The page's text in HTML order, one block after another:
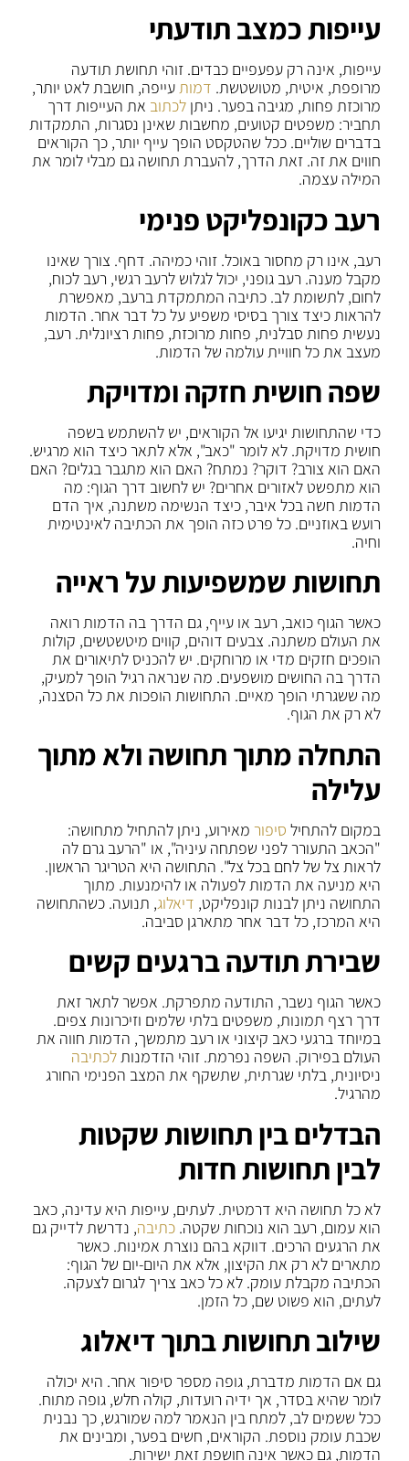
עייפות כמצב תודעתי
עייפות, אינה רק עפעפיים כבדים. זוהי תחושת תודעה
מרופפת, איטית, מטושטשת. דמותעייפה, חושבת לאט יותר,
מרוכזת פחות, מגיבה בפער. ניתןלכתוב את העייפות דרך
תחביר: משפטים קטועים, מחשבות שאינן נסגרות, התמקדות
בדברים שוליים. ככל שהטקסט הופך עייף יותר, כך הקוראים
חווים את זה. זאת הדרך, להעברת תחושה גם מבלי לומר את
המילה עצמה.
רעב כקונפליקט פנימי
רעב, אינו רק מחסור באוכל. זוהי כמיהה. דחף. צורך שאינו
מקבל מענה. רעב גופני, יכול לגלוש לרעב רגשי, רעב לכוח,
לחום, לתשומת לב. כתיבה המתמקדת ברעב, מאפשרת
להראות כיצד צורך בסיסי משפיע על כל דבר אחר. הדמות
נעשית פחות סבלנית, פחות מרוכזת, פחות רציונלית. רעב,
מעצב את כל חוויית עולמה של הדמות.
שפה חושית חזקה ומדויקת
כדי שהתחושות יגיעו אל הקוראים, יש להשתמש בשפה
חושית מדויקת. לא לומר "כאב", אלא לתאר כיצד הוא מרגיש.
האם הוא צורב? דוקר? נמתח? האם הוא מתגבר בגלים? האם
הוא מתפשט לאזורים אחרים? יש לחשוב דרך הגוף: מה
הדמות חשה בכל איבר, כיצד הנשימה משתנה, איך הדם
רועש באוזניים. כל פרט כזה הופך את הכתיבה לאינטימית
וחיה.
תחושות שמשפיעות על ראייה
כאשר הגוף כואב, רעב או עייף, גם הדרך בה הדמות רואה
את העולם משתנה. צבעים דוהים, קווים מיטשטשים, קולות
הופכים חזקים מדי או מרוחקים. יש להכניס לתיאורים את
הדרך בה החושים מושפעים. מה שנראה רגיל הופך למעיק,
מה ששגרתי הופך מאיים. התחושות הופכות את כל הסצנה,
לא רק את הגוף.
התחלה מתוך תחושה ולא מתוך
עלילה
במקום להתחיל סיפור מאירוע, ניתן להתחיל מתחושה:
"הכאב התעורר לפני שפתחה עיניה", או "הרעב גרם לה
לראות צל של לחם בכל צל". התחושה היא הטריגר הראשון.
היא מניעה את הדמות לפעולה או להימנעות. מתוך
התחושה ניתן לבנות קונפליקט, דיאלוג, תנועה. כשהתחושה
היא המרכז, כל דבר אחר מתארגן סביבה.
שבירת תודעה ברגעים קשים
כאשר הגוף נשבר, התודעה מתפרקת. אפשר לתאר זאת
דרך רצף תמונות, משפטים בלתי שלמים וזיכרונות צפים.
במיוחד ברגעי כאב קיצוני או רעב מתמשך, הדמות חווה את
העולם בפירוק. השפה נפרמת. זוהי הזדמנותלכתיבה
ניסיונית, בלתי שגרתית, שתשקף את המצב הפנימי החורג
מהרגיל.
הבדלים בין תחושות שקטות
לבין תחושות חדות
לא כל תחושה היא דרמטית. לעתים, עייפות היא עדינה, כאב
הוא עמום, רעב הוא נוכחות שקטה.כתיבה, נדרשת לדייק גם
את הרגעים הרכים. דווקא בהם נוצרת אמינות. כאשר
מתארים לא רק את הקיצון, אלא את היום-יום של הגוף:
הכתיבה מקבלת עומק. לא כל כאב צריך לגרום לצעקה.
לעתים, הוא פשוט שם, כל הזמן.
שילוב תחושות בתוך דיאלוג
גם אם הדמות מדברת, גופה מספר סיפור אחר. היא יכולה
לומר שהיא בסדר, אך ידיה רועדות, קולה חלש, גופה מתוח.
ככל ששמים לב, למתח בין הנאמר למה שמורגש, כך נבנית
שכבת עומק נוספת. הקוראים, חשים בפער, ומבינים את
הדמות, גם כאשר אינה חושפת זאת ישירות.